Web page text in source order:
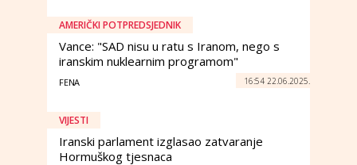
AMERIČKI POTPREDSJEDNIK
Vance: "SAD nisu u ratu s Iranom, nego s
iranskim nuklearnim programom"
FENA 16:54 22.06.2025.
VIJESTI
Iranski parlament izglasao zatvaranje
Hormuškog tjesnaca